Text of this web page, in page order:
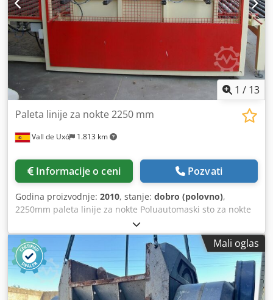
1 / 13
Vall de Uxó 1.813 km
Paleta linije za nokte 2250 mm
Informacije o ceni Pozvati
Godina proizvodnje: 2010, stanje: dobro (polovno),
2250mm paleta linije za nokte Poluautomaski sto za nokte
Crsdpfxopy H Erj Agqof Turner + (opcionalni označivač)
Viljuškar (maksimalno 3000 mm) Prenos
Mali oglas